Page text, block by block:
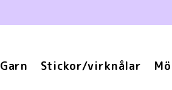
Garn Stickor/virknålar